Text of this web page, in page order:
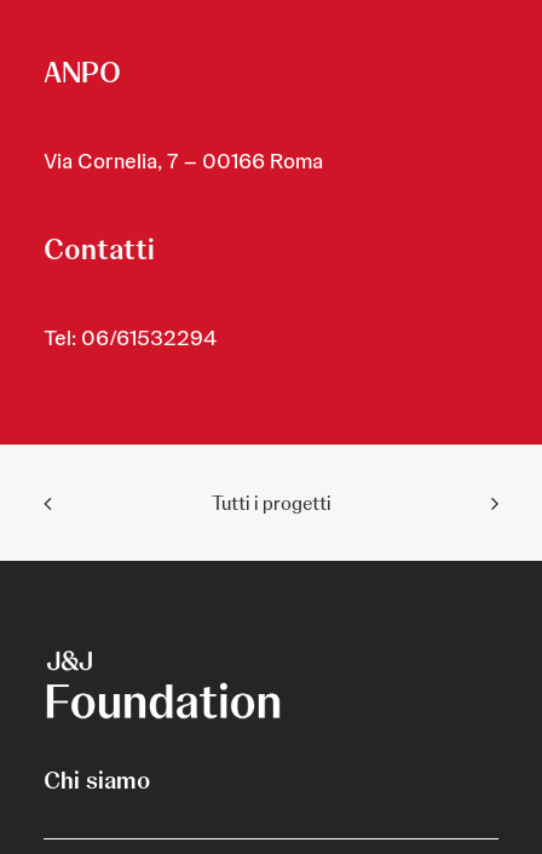
ANPO
Via Cornelia, 7 – 00166 Roma
Contatti
Tel: 06/61532294
Tutti i progetti
Chi siamo